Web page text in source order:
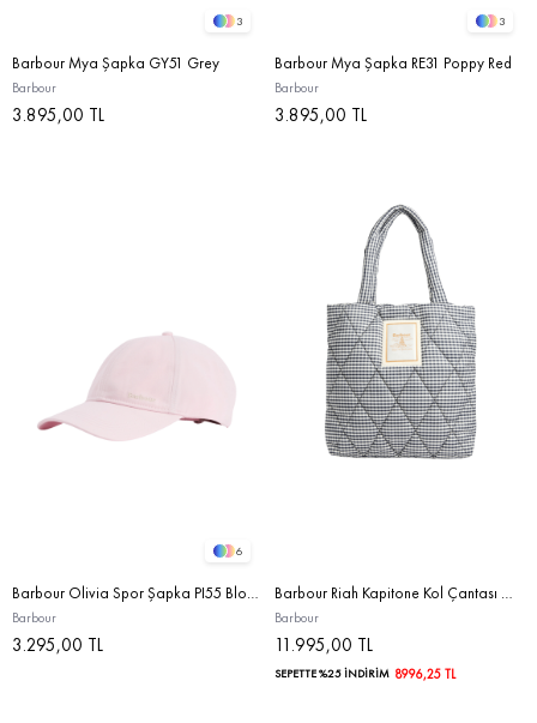
3
Barbour Mya Şapka GY51 Grey
Barbour
3.895,00 TL
3
Barbour Mya Şapka RE31 Poppy Red
Barbour
3.895,00 TL
6
Barbour Olivia Spor Şapka PI55 Blossom
Barbour
3.295,00 TL
Barbour Riah Kapitone Kol Çantası WH11 Gingham Check
Barbour
11.995,00 TL
SEPETTE %25 İNDİRİM 8996,25 TL